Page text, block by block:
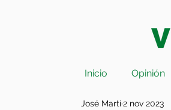
Inicio Opinión
José Martí2 nov 2023